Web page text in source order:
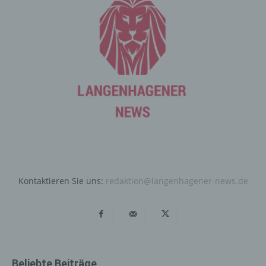
Kontaktieren Sie uns: redaktion@langenhagener-news.de
Beliebte Beiträge
automatisiertes System eine Reihe von allgemeinen
Daten und Informationen. Diese allgemeinen Daten und
Informationen werden in den Logfiles des Servers
gespeichert. Erfasst werden können die (1) verwendeten
Browsertypen und Versionen, (2) das vom zugreifenden
Internetseite, von welcher ein zugreifendes System auf
unsere Internetseite gelangt (sogenannte Referrer), (4)
die Unterwebseiten, welche über ein zugreifendes
zugreifenden Systems und (8) sonstige ähnliche Daten
Angriffen auf unsere informationstechnologischen